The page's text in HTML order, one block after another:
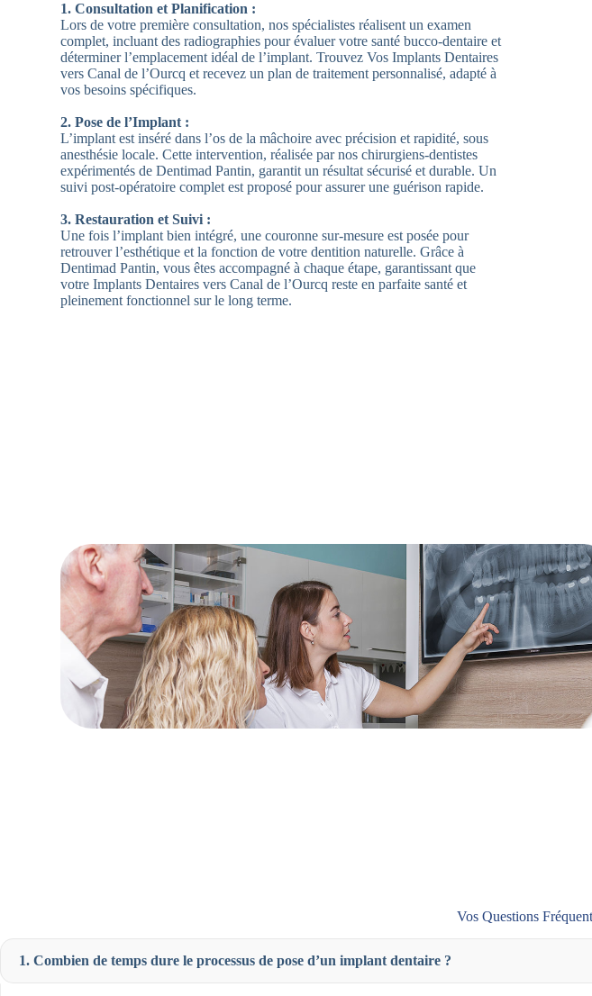
1. Consultation et Planification :
Lors de votre première consultation, nos spécialistes réalisent un examen
complet, incluant des radiographies pour évaluer votre santé bucco-dentaire et
déterminer l’emplacement idéal de l’implant. Trouvez Vos Implants Dentaires
vers Canal de l’Ourcq et recevez un plan de traitement personnalisé, adapté à
vos besoins spécifiques.
2. Pose de l’Implant :
L’implant est inséré dans l’os de la mâchoire avec précision et rapidité, sous
anesthésie locale. Cette intervention, réalisée par nos chirurgiens-dentistes
expérimentés de Dentimad Pantin, garantit un résultat sécurisé et durable. Un
suivi post-opératoire complet est proposé pour assurer une guérison rapide.
3. Restauration et Suivi :
Une fois l’implant bien intégré, une couronne sur-mesure est posée pour
retrouver l’esthétique et la fonction de votre dentition naturelle. Grâce à
Dentimad Pantin, vous êtes accompagné à chaque étape, garantissant que
votre Implants Dentaires vers Canal de l’Ourcq reste en parfaite santé et
pleinement fonctionnel sur le long terme.
Vos Questions
1. Combien de temps dure le processus de pose d’un implant dentaire ?